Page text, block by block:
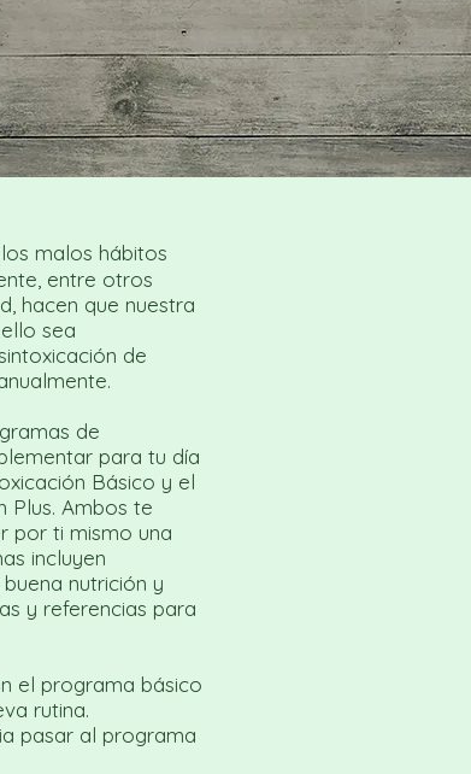
malos hábitos
entre otros
hacen que nuestra
sea
de
de
para tu día
Básico y el
Plus. Ambos te
por ti mismo una
incluyen
nutrición y
y referencias para
el programa básico
rutina.
pasar al programa